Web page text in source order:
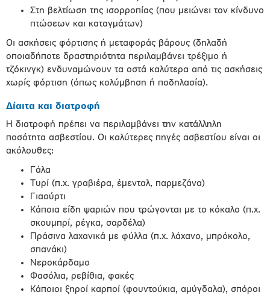
Στη βελτίωση της ισορροπίας (που μειώνει τον κίνδυνο
πτώσεων και καταγμάτων)
Οι ασκήσεις φόρτισης ή μεταφοράς βάρους (δηλαδή
οποιαδήποτε δραστηριότητα περιλαμβάνει τρέξιμο ή
τζόκινγκ) ενδυναμώνουν τα οστά καλύτερα από τις ασκήσεις
χωρίς φόρτιση (όπως κολύμβηση ή ποδηλασία).
Δίαιτα και διατροφή
Η διατροφή πρέπει να περιλαμβάνει την κατάλληλη
ποσότητα ασβεστίου. Οι καλύτερες πηγές ασβεστίου είναι οι
ακόλουθες:
Γάλα
Τυρί (π.χ. γραβιέρα, έμενταλ, παρμεζάνα)
Γιαούρτι
Κάποια είδη ψαριών που τρώγονται με το κόκαλο (π.χ.
σκουμπρί, ρέγκα, σαρδέλα)
Πράσινα λαχανικά με φύλλα (π.χ. λάχανο, μπρόκολο,
σπανάκι)
Νεροκάρδαμο
Φασόλια, ρεβίθια, φακές
Κάποιοι ξηροί καρποί (φουντούκια, αμύγδαλα), σπόροι